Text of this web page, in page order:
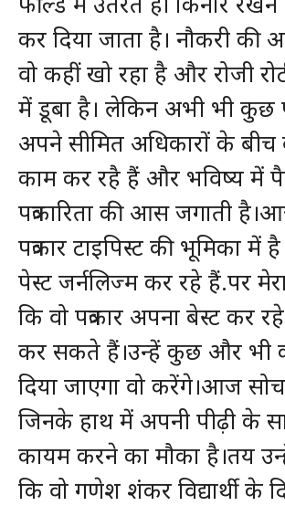
कर दिया जाता है। नौकरी की
वो कहीं खो रहा है और रोजी
में डूबा है। लेकिन अभी भी कुछ
अपने सीमित अधिकारों के बीच
काम कर रहै हैं और भविष्य में
पत्रकारिता की आस जगाती
पत्रकार टाइपिस्ट की भूमिका में
पेस्ट जर्नलिज्म कर रहे हैं.पर
कि वो पत्रकार अपना बेस्ट कर
कर सकते हैं।उन्हें कुछ और भी
दिया जाएगा वो करेंगे।आज
जिनके हाथ में अपनी पीढ़ी के
कायम करने का मौका है।तय
कि वो गणेश शंकर विद्यार्थी के